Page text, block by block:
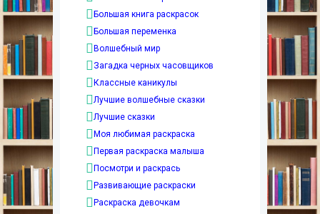
Большая книга раскрасок
Большая переменка
Волшебный мир
Загадка черных часовщиков
Классные каникулы
Лучшие волшебные сказки
Лучшие сказки
Моя любимая раскраска
Первая раскраска малыша
Посмотри и раскрась
Развивающие раскраски
Раскраска девочкам